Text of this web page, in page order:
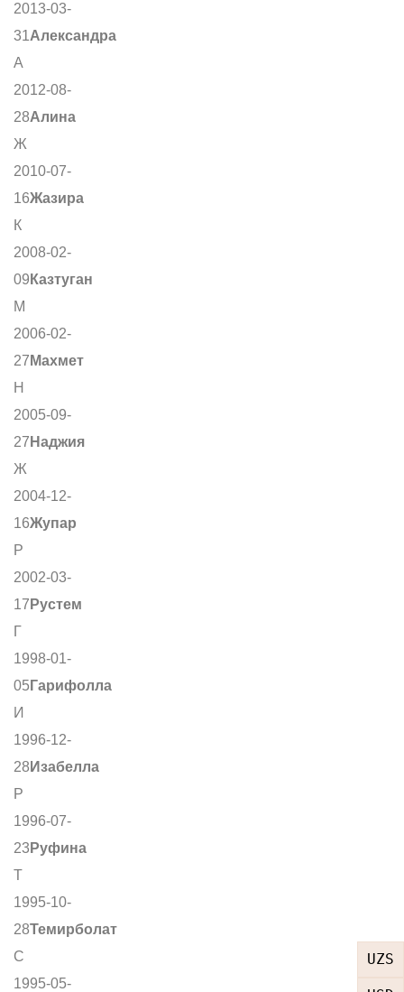
UZS
2013-03-
31Александра
А
2012-08-
28Алина
Ж
2010-07-
16Жазира
К
2008-02-
09 Казтуган
М
2006-02-
27 Махмет
Н
2005-09-
27 Наджия
Ж
2004-12-
16Жупар
Р
2002-03-
17 Рустем
Г
1998-01-
05 Гарифолла
И
1996-12-
28 Изабелла
Р
1996-07-
23 Руфина
Т
1995-10-
28Темирболат
С
1995-05-